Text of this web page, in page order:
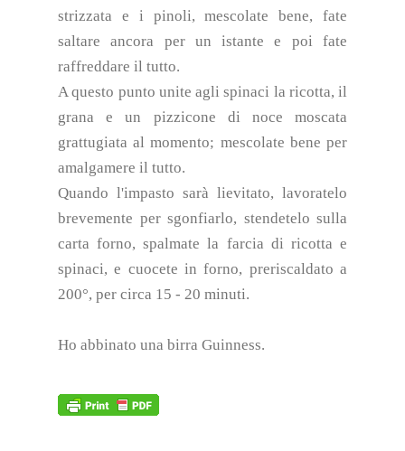
strizzata e i pinoli, mescolate bene, fate
saltare ancora per un istante e poi fate
raffreddare il tutto.
A questo punto unite agli spinaci la ricotta, il
grana e un pizzicone di noce moscata
grattugiata al momento; mescolate bene per
amalgamere il tutto.
Quando l'impasto sarà lievitato, lavoratelo
brevemente per sgonfiarlo, stendetelo sulla
carta forno, spalmate la farcia di ricotta e
spinaci, e cuocete in forno, preriscaldato a
200°, per circa 15 - 20 minuti.
Ho abbinato una birra Guinness.